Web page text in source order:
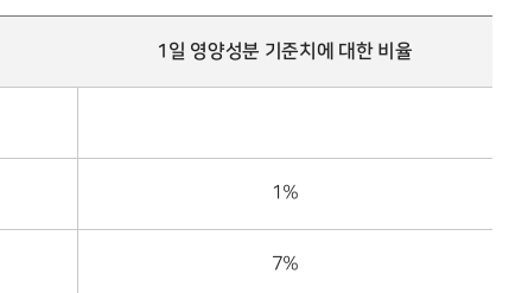
1일 영양성분 기준치에 대한 비율
1%
7%